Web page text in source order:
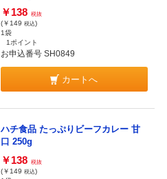
￥138 税抜
(￥149 税込)
1袋
1ポイント
お申込番号 SH0849
カートへ
ハチ食品 たっぷりビーフカレー 甘
口 250g
￥138 税抜
(￥149 税込)